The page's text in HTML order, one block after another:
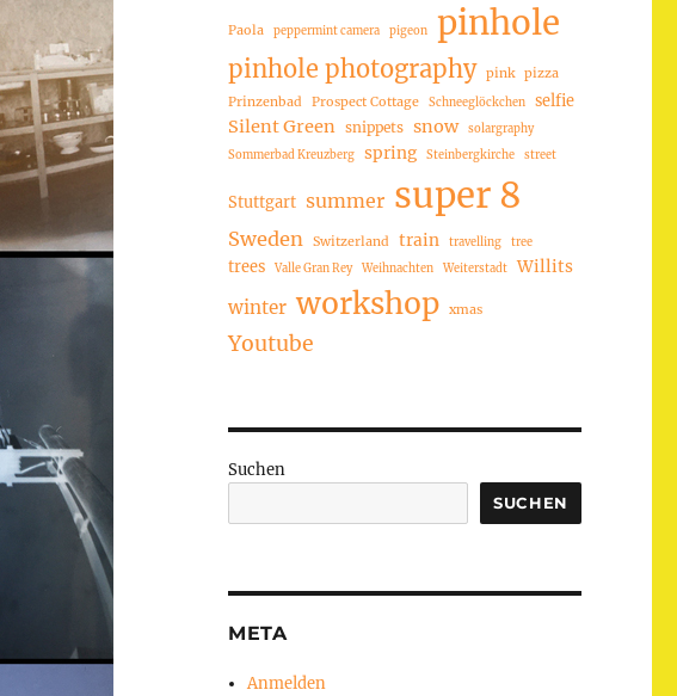
Paola peppermint camera pigeon pinhole
pinhole photography pink pizza
Prinzenbad
Prospect Cottage Schneeglöckchen selfie
Silent Green snippets snow
solargraphy
Sommerbad Kreuzberg
spring Steinbergkirche street
Stuttgart summer super 8
Sweden Switzerland train travelling tree
trees Valle Gran Rey Weihnachten Weiterstadt Willits
winter workshop xmas
Youtube
Suchen
SUCHEN
META
Anmelden